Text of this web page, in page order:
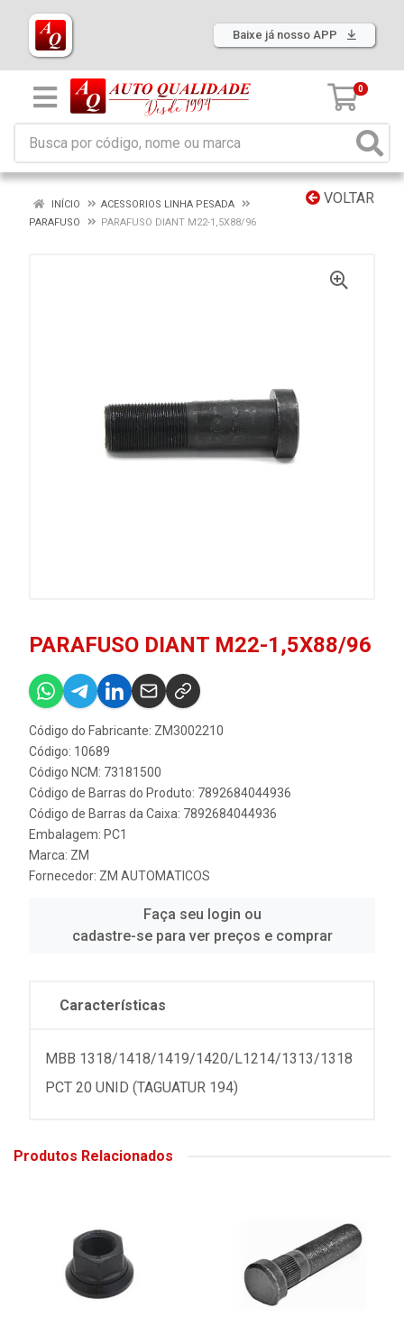
Baixe já nosso APP
0
VOLTAR
INÍCIO
ACESSORIOS LINHA PESADA
PARAFUSO
PARAFUSO DIANT M22-1,5X88/96
PARAFUSO DIANT M22-1,5X88/96
Código do Fabricante: ZM3002210
Código: 10689
Código NCM: 73181500
Código de Barras do Produto: 7892684044936
Código de Barras da Caixa: 7892684044936
Embalagem: PC1
Marca: ZM
Fornecedor: ZM AUTOMATICOS
Faça seu login ou
cadastre-se para ver preços e comprar
Características
MBB 1318/1418/1419/1420/L1214/1313/1318
PCT 20 UNID (TAGUATUR 194)
Produtos Relacionados